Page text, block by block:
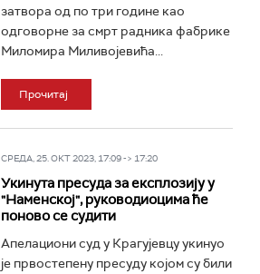
затвора од по три године као
одговорне за смрт радника фабрике
Миломира Миливојевића...
Прочитај
СРЕДА, 25. ОКТ 2023, 17:09 -> 17:20
Укинута пресуда за експлозију у
"Наменској", руководиоцима ће
поново се судити
Aпелациони суд у Крагујевцу укинуо
је првостепену пресуду којом су били